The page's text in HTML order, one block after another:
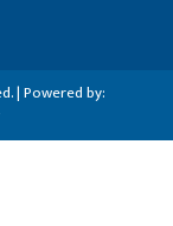
| Powered by: